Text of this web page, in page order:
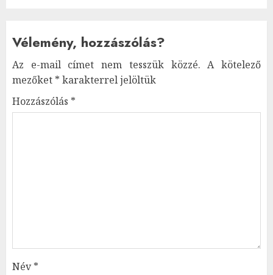
Vélemény, hozzászólás?
Az e-mail címet nem tesszük közzé. A kötelező
mezőket * karakterrel jelöltük
Hozzászólás *
Név*